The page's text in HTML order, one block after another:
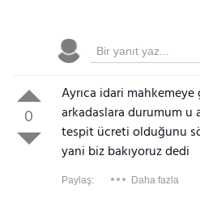
0
Ayrıca idari
arkadaslara durumum u
tespit ücreti olduğunu
yani biz bakıyoruz dedi
Paylaş: Daha fazla